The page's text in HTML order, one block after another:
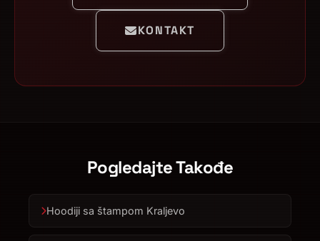
KONTAKT
Pogledajte Takođe
Hoodiji sa štampom Kraljevo